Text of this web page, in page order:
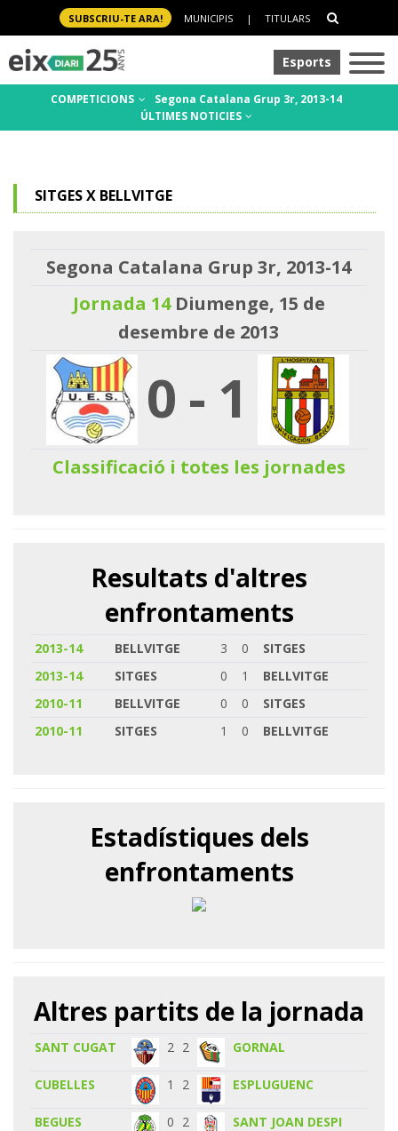
SUBSCRIU-TE ARA! MUNICIPIS | TITULARS
Esports
COMPETICIONS
Segona Catalana Grup 3r, 2013-14
ÚLTIMES NOTICIES
SITGES X BELLVITGE
Segona Catalana Grup 3r, 2013-14
Jornada 14Diumenge, 15 de
desembre de 2013
0 - 1
Classificació i totes les jornades
Resultats d'altres
enfrontaments
2013-14 BELLVITGE 3 0
SITGES
2013-14
SITGES 0 1
BELLVITGE
2010-11
BELLVITGE 0 0
SITGES
2010-11
SITGES 1 0 BELLVITGE
Estadístiques dels
enfrontaments
Altres partits de la jornada
SANT CUGAT 2 2 GORNAL
CUBELLES 1 2 ESPLUGUENC
BEGUES 0 2 SANT JOAN DESPI